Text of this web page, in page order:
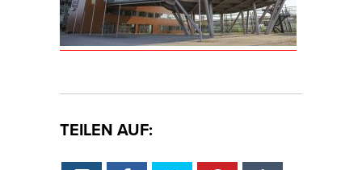
TEILEN AUF: